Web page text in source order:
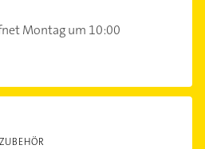
Montag um 10:00